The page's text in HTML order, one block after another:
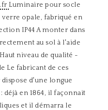
Luminaire pour socle
opale, fabriqué en
IP44 A monter dans
au sol à l'aide
niveau de qualité -
Le fabricant de ces
d'une longue
en 1864, il façonnait
et il démarra le